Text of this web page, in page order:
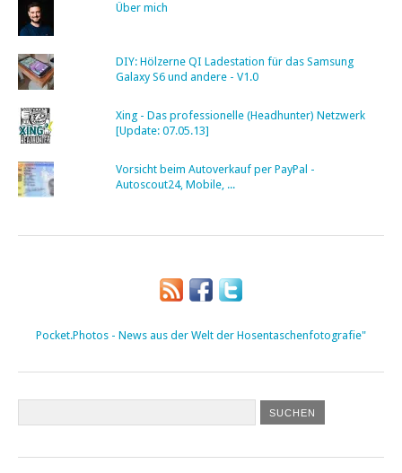
Über mich
DIY: Hölzerne QI Ladestation für das Samsung
Galaxy S6 und andere - V1.0
Xing - Das professionelle (Headhunter) Netzwerk
[Update: 07.05.13]
Vorsicht beim Autoverkauf per PayPal -
Autoscout24, Mobile, ...
Pocket.Photos - News aus der Welt der Hosentaschenfotografie"